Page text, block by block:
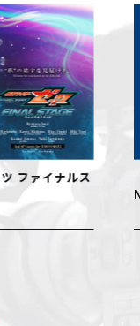
ナルス
『フェ